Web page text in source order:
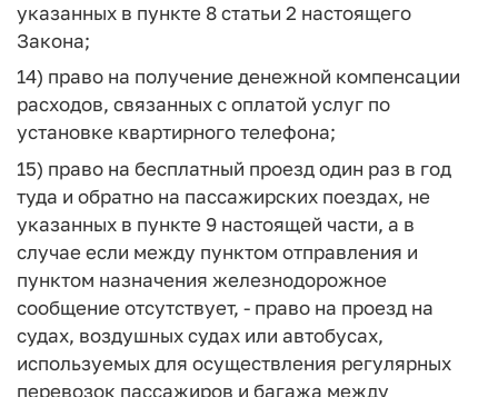
указанных в пункте 8 статьи 2 настоящего
Закона;
14) право на получение денежной компенсации
расходов, связанных с оплатой услуг по
установке квартирного телефона;
15) право на бесплатный проезд один раз в год
туда и обратно на пассажирских поездах, не
указанных в пункте 9 настоящей части, а в
случае если между пунктом отправления и
пунктом назначения железнодорожное
сообщение отсутствует, - право на проезд на
судах, воздушных судах или автобусах,
используемых для осуществления регулярных
перевозок пассажиров и багажа между